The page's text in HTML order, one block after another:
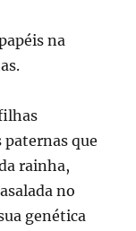
na
que
rainha,
no
genética